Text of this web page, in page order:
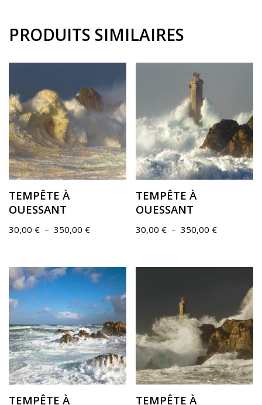
PRODUITS SIMILAIRES
TEMPÊTE À
OUESSANT
30,00 € – 350,00 €
TEMPÊTE À
OUESSANT
30,00€ – 350,00€
TEMPÊTE À TEMPÊTE À